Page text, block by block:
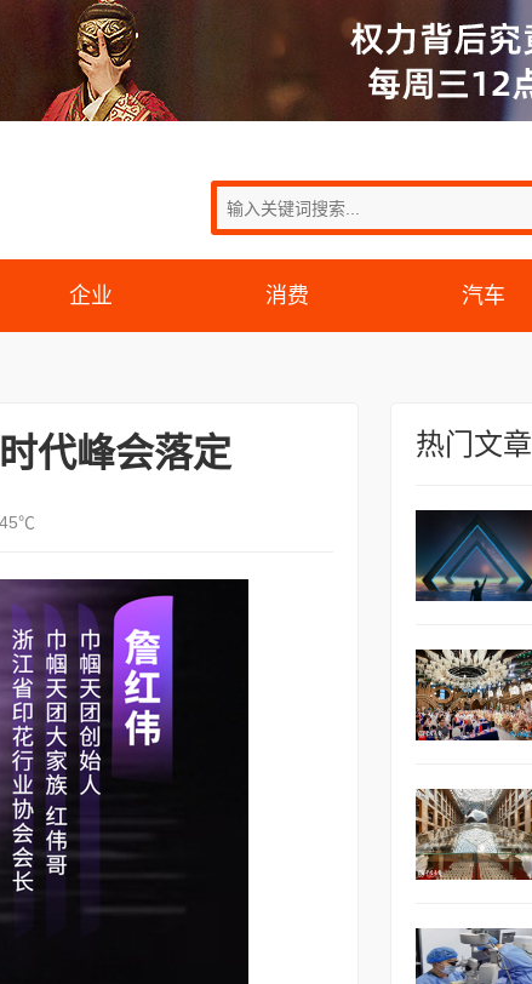
企业 消费 汽车
代峰会落定 热门文章